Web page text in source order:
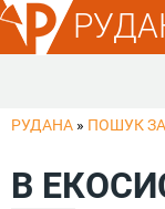
РУДАНА » ПОШУК
В